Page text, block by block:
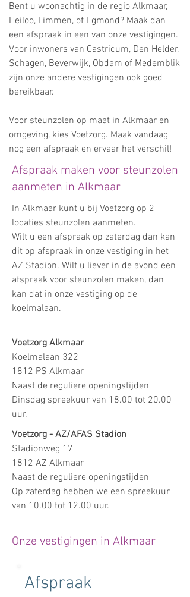
Bent u woonachtig in de regio Alkmaar,
Heiloo, Limmen, of Egmond? Maak dan
een afspraak in een van onze vestigingen.
Voor inwoners van Castricum, Den Helder,
Schagen, Beverwijk, Obdam of Medemblik
zijn onze andere vestigingen ook goed
bereikbaar.
​Voor steunzolen op maat in Alkmaar en
omgeving, kies Voetzorg. Maak vandaag
nog een afspraak en ervaar het verschil!
Afspraak maken voor steunzolen
aanmeten in Alkmaar
In Alkmaar kunt u bij Voetzorg op 2
locaties steunzolen aanmeten.
Wilt u een afspraak op zaterdag dan kan
dit op afspraak in onze vestiging in het
AZ Stadion. Wilt u liever in de avond een
afspraak voor steunzolen maken, dan
kan dat in onze vestiging op de
koelmalaan.
Voetzorg Alkmaar
Koelmalaan 322
1812 PS Alkmaar
Naast de reguliere openingstijden
Dinsdag spreekuur van 18.00 tot 20.00
uur.
Voetzorg - AZ/AFAS Stadion
Stadionweg 17
1812 AZ Alkmaar
Naast de reguliere openingstijden
Op zaterdag hebben we een spreekuur
van 10.00 tot 12.00 uur.
Onze vestigingen in Alkmaar​
Afspraak